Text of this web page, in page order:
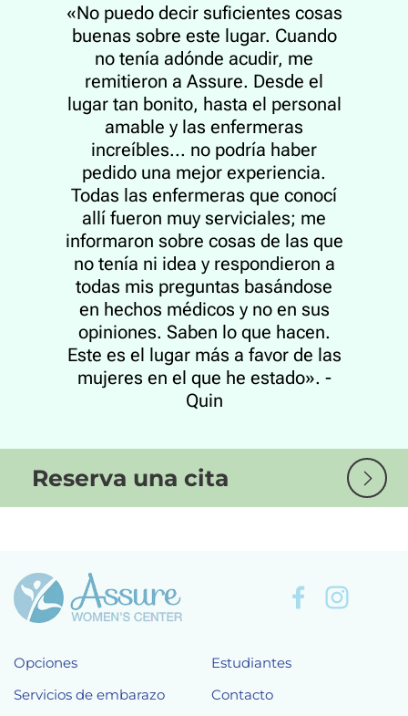
«No puedo decir suficientes cosas
buenas sobre este lugar. Cuando
no tenía adónde acudir, me
remitieron a Assure. Desde el
lugar tan bonito, hasta el personal
amable y las enfermeras
increíbles... no podría haber
pedido una mejor experiencia.
Todas las enfermeras que conocí
allí fueron muy serviciales; me
informaron sobre cosas de las que
no tenía ni idea y respondieron a
todas mis preguntas basándose
en hechos médicos y no en sus
opiniones. Saben lo que hacen.
Este es el lugar más a favor de las
mujeres en el que he estado». -
Quin
Reserva una cita
Opciones
Servicios de embarazo
Estudiantes
Contacto